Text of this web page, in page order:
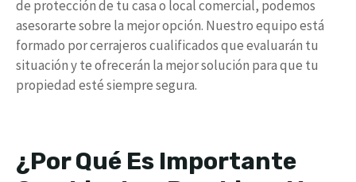
de protección de tu casa o local comercial, podemos
asesorarte sobre la mejor opción. Nuestro equipo está
formado por cerrajeros cualificados que evaluarán tu
situación y te ofrecerán la mejor solución para que tu
propiedad esté siempre segura.
¿Por Qué Es Importante